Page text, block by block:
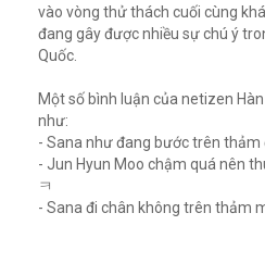
vào vòng thử thách cuối cùng
đang gây được nhiều sự chú ý
Quốc.
Một số bình luận của netizen
như:
- Sana như đang bước trên thảm
- Jun Hyun Moo chậm quá nên
ㅋ
- Sana đi chân không trên thảm